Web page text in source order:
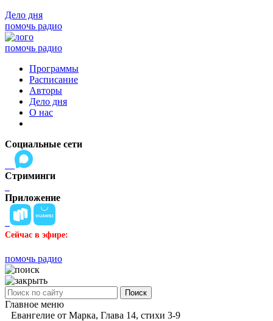
Дело дня
помочь радио
помочь радио
Программы
Расписание
Авторы
Дело дня
О нас
Социальные сети
Стриминги
Приложение
Сейчас в эфире:
помочь радио
Поиск
Главное меню
Евангелие от Марка, Глава 14, стихи 3-9